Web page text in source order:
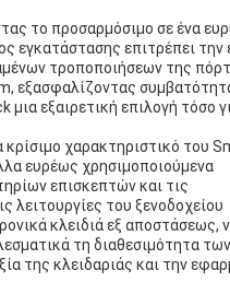
το προσαρμόσιμο σε ένα
εγκατάστασης επιτρέπει την
τροποποιήσεων της
εξασφαλίζοντας
εξαιρετική επιλογή τόσο
χαρακτηριστικό του
ευρέως χρησιμοποιούμενα
επισκεπτών και τις
λειτουργίες του ξενοδοχείου
κλειδιά εξ αποστάσεως,
τη διαθεσιμότητα των
της κλειδαριάς και την